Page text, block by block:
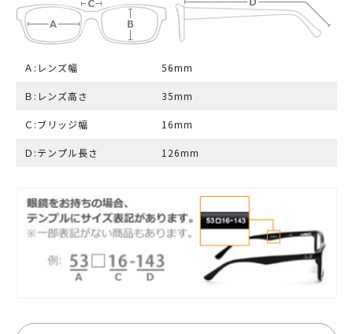
Ａ:レンズ幅 56mm
Ｂ:レンズ高さ 35mm
Ｃ:ブリッジ幅 16mm
Ｄ:テンプル長さ 126mm